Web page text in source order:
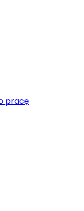
pracę